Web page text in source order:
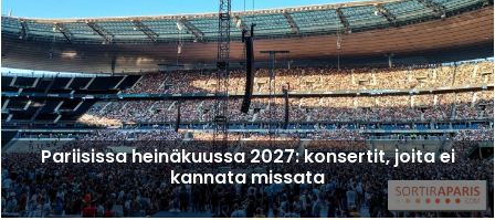
Pariisissa heinäkuussa 2027: konsertit, joita ei
kannata missata